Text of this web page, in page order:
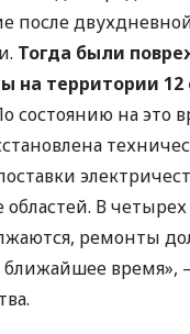
после
Тогда были
на территории 12
состоянию на это
В
ремонты
ближайшее время»,